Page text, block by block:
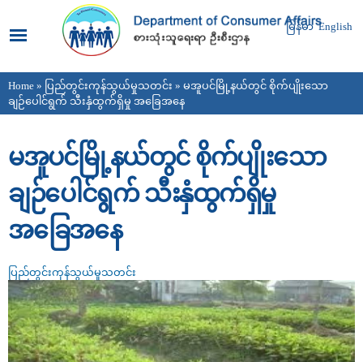
main
content
မြန်မာ English
You are here
Home » ပြည်တွင်းကုန်သွယ်မှုသတင်း » မအူပင်မြို့နယ်တွင် စိုက်ပျိုးသော
ချဉ်ပေါင်ရွက် သီးနှံထွက်ရှိမှု အခြေအနေ
မအူပင်မြို့နယ်တွင် စိုက်ပျိုးသော
ချဉ်ပေါင်ရွက် သီးနှံထွက်ရှိမှု
အခြေအနေ
ပြည်တွင်းကုန်သွယ်မှုသတင်း